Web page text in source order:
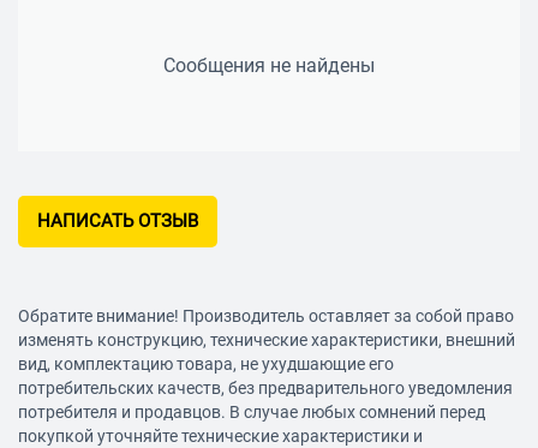
Сообщения не найдены
НАПИСАТЬ ОТЗЫВ
Обратите внимание! Производитель оставляет за собой право
изменять конструкцию, технические характеристики, внешний
вид, комплектацию товара, не ухудшающие его
потребительских качеств, без предварительного уведомления
потребителя и продавцов. В случае любых сомнений перед
покупкой уточняйте технические характеристики и